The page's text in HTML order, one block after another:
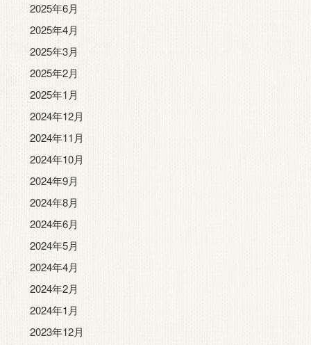
2025年6月
2025年4月
2025年3月
2025年2月
2025年1月
2024年12月
2024年11月
2024年10月
2024年9月
2024年8月
2024年6月
2024年5月
2024年4月
2024年2月
2024年1月
2023年12月